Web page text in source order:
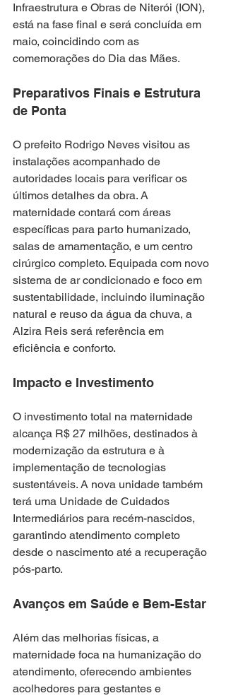
Infraestrutura e Obras de Niterói (ION),
está na fase final e será concluída em
maio, coincidindo com as
comemorações do Dia das Mães.
Preparativos Finais e Estrutura
de Ponta
O prefeito Rodrigo Neves visitou as
instalações acompanhado de
autoridades locais para verificar os
últimos detalhes da obra. A
maternidade contará com áreas
específicas para parto humanizado,
salas de amamentação, e um centro
cirúrgico completo. Equipada com novo
sistema de ar condicionado e foco em
sustentabilidade, incluindo iluminação
natural e reuso da água da chuva, a
Alzira Reis será referência em
eficiência e conforto.
Impacto e Investimento
O investimento total na maternidade
alcança R$ 27 milhões, destinados à
modernização da estrutura e à
implementação de tecnologias
sustentáveis. A nova unidade também
terá uma Unidade de Cuidados
Intermediários para recém-nascidos,
garantindo atendimento completo
desde o nascimento até a recuperação
pós-parto.
Avanços em Saúde e Bem-Estar
Além das melhorias físicas, a
maternidade foca na humanização do
atendimento, oferecendo ambientes
acolhedores para gestantes e